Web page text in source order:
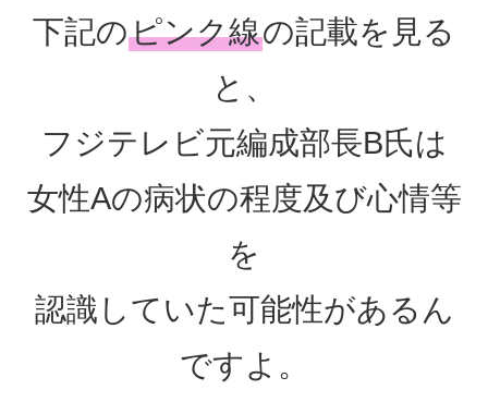
下記のピンク線の記載を見る
と、
フジテレビ元編成部長B氏は
女性Aの病状の程度及び心情等
を
認識していた可能性があるん
ですよ。